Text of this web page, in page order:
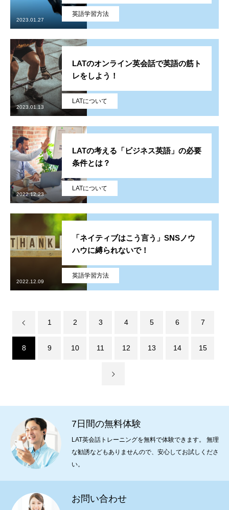
サービス
会社概要
ブログ
英語学習方法
2023.01.27
LATについて
LATのオンライン英会話で英語の筋ト
レをしよう！
2023.01.13
LATについて
LATの考える「ビジネス英語」の必要
条件とは？
2022.12.23
英語学習方法
「ネイティブはこう言う」SNSノウ
ハウに縛られないで！
2022.12.09
1 2 3 4 5 6 7
8 9 10 11 12 13 14 15
7日間の無料体験
LAT英会話トレーニングを無料で体験できます。 無理
な勧誘などもありませんので、安心してお試しくださ
い。
お問い合わせ